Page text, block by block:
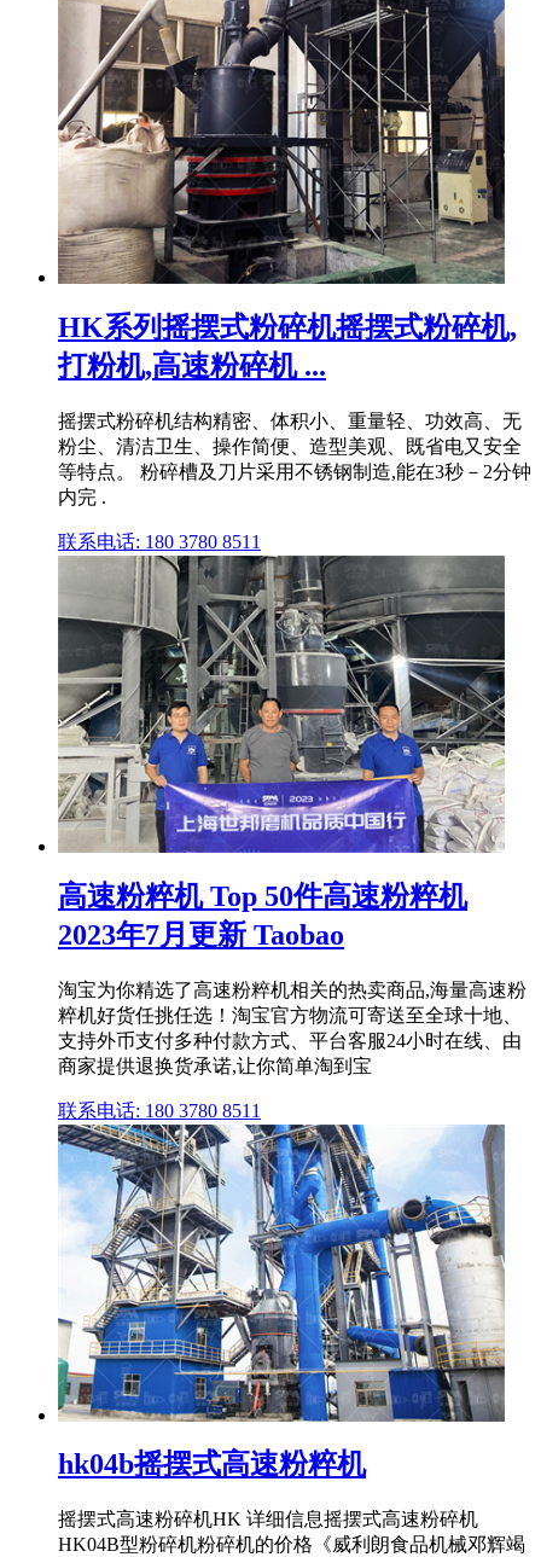
HK系列摇摆式粉碎机摇摆式粉碎机,
打粉机,高速粉碎机 ...
摇摆式粉碎机结构精密、体积小、重量轻、功效高、无
粉尘、清洁卫生、操作简便、造型美观、既省电又安全
等特点。 粉碎槽及刀片采用不锈钢制造,能在3秒－2分钟
内完 .
联系电话: 180 3780 8511
高速粉粹机 Top 50件高速粉粹机
2023年7月更新 Taobao
淘宝为你精选了高速粉粹机相关的热卖商品,海量高速粉
粹机好货任挑任选！淘宝官方物流可寄送至全球十地、
支持外币支付多种付款方式、平台客服24小时在线、由
商家提供退换货承诺,让你简单淘到宝
联系电话: 180 3780 8511
hk04b摇摆式高速粉粹机
摇摆式高速粉碎机HK 详细信息摇摆式高速粉碎机
HK04B型粉碎机粉碎机的价格《威利朗食品机械邓辉竭